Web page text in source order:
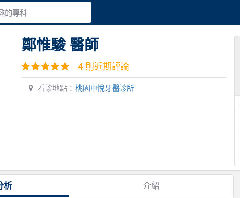
的專科
鄭惟駿 醫師
4則近期評論
看診地點： 桃園中悅牙醫診所
析 介紹